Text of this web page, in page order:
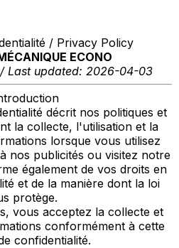
/ Privacy Policy
ECONO
Last updated: 2026-04-03
décrit nos politiques et
la collecte, l'utilisation et la
lorsque vous utilisez
nos publicités ou visitez notre
également de vos droits en
et de la manière dont la loi
protège.
vous acceptez la collecte et
conformément à cette
confidentialité.